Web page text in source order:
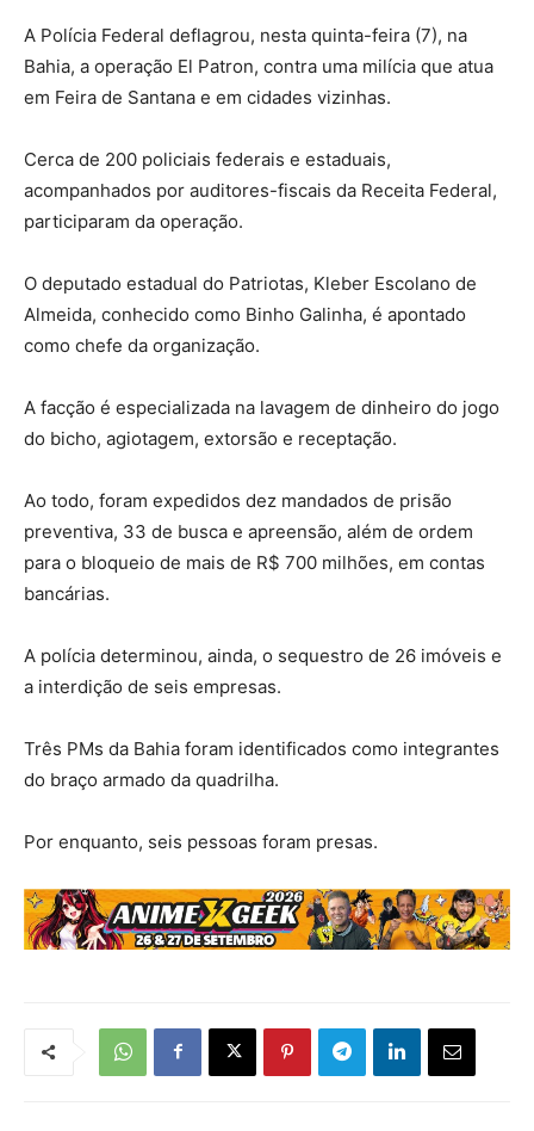
A Polícia Federal deflagrou, nesta quinta-feira (7), na
Bahia, a operação El Patron, contra uma milícia que atua
em Feira de Santana e em cidades vizinhas.
Cerca de 200 policiais federais e estaduais,
acompanhados por auditores-fiscais da Receita Federal,
participaram da operação.
O deputado estadual do Patriotas, Kleber Escolano de
Almeida, conhecido como Binho Galinha, é apontado
como chefe da organização.
A facção é especializada na lavagem de dinheiro do jogo
do bicho, agiotagem, extorsão e receptação.
Ao todo, foram expedidos dez mandados de prisão
preventiva, 33 de busca e apreensão, além de ordem
para o bloqueio de mais de R$ 700 milhões, em contas
bancárias.
A polícia determinou, ainda, o sequestro de 26 imóveis e
a interdição de seis empresas.
Três PMs da Bahia foram identificados como integrantes
do braço armado da quadrilha.
Por enquanto, seis pessoas foram presas.